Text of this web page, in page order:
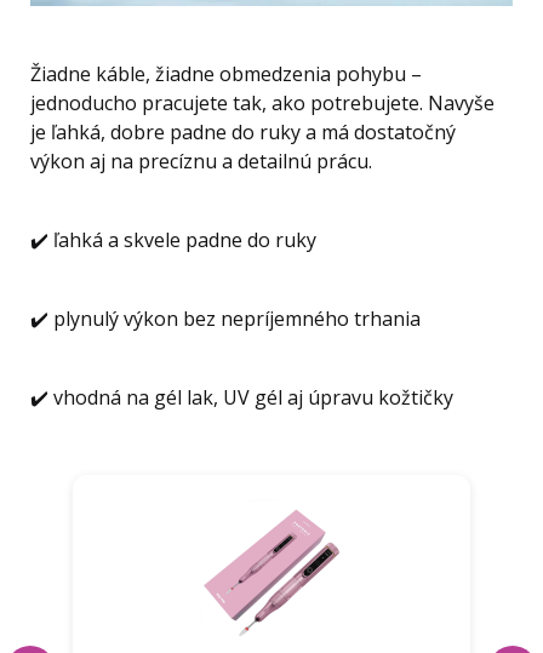
Žiadne káble, žiadne obmedzenia pohybu –
jednoducho pracujete tak, ako potrebujete. Navyše
je ľahká, dobre padne do ruky a má dostatočný
výkon aj na precíznu a detailnú prácu.
✔️ ľahká a skvele padne do ruky
✔️ plynulý výkon bez nepríjemného trhania
✔️ vhodná na gél lak, UV gél aj úpravu kožtičky